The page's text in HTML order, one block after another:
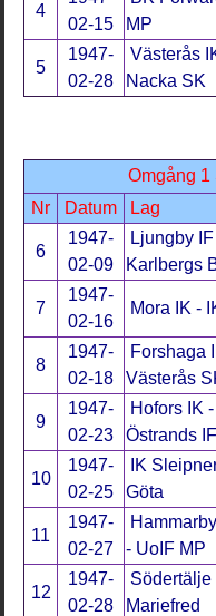
4
02-15
MP
5
1947-
02-28
Västerås
Nacka SK
Omgång 1
Nr
Datum Lag
6
1947-
02-09
Ljungby
Karlbergs
7
1947-
02-16
Mora IK -
8
1947-
02-18
Forshaga
Västerås
9
1947-
02-23
Hofors IK
Östrands IF
10
1947-
02-25
IK
Göta
11
1947-
02-27
- UoIF MP
12
1947-
02-28
Södertälje
Mariefred